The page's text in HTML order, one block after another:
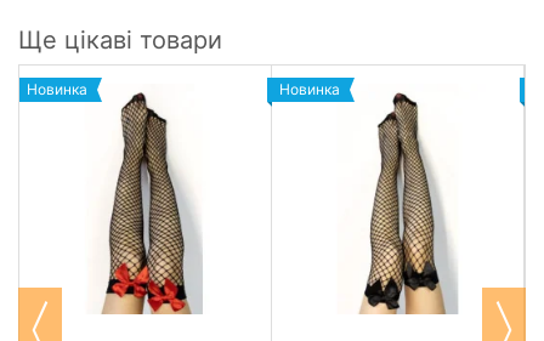
Ще цікаві товари
Новинка Новинка